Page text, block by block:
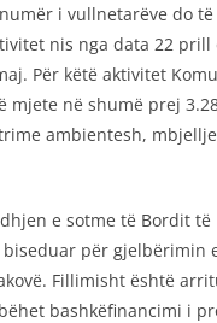
i vullnetarëve do
nis nga data 22 prill
Për këtë aktivitet
mjete në shumë prej
ambientesh,
e sotme të Bordit të
për gjelbërimin
Fillimisht është
bashkëfinancimi i